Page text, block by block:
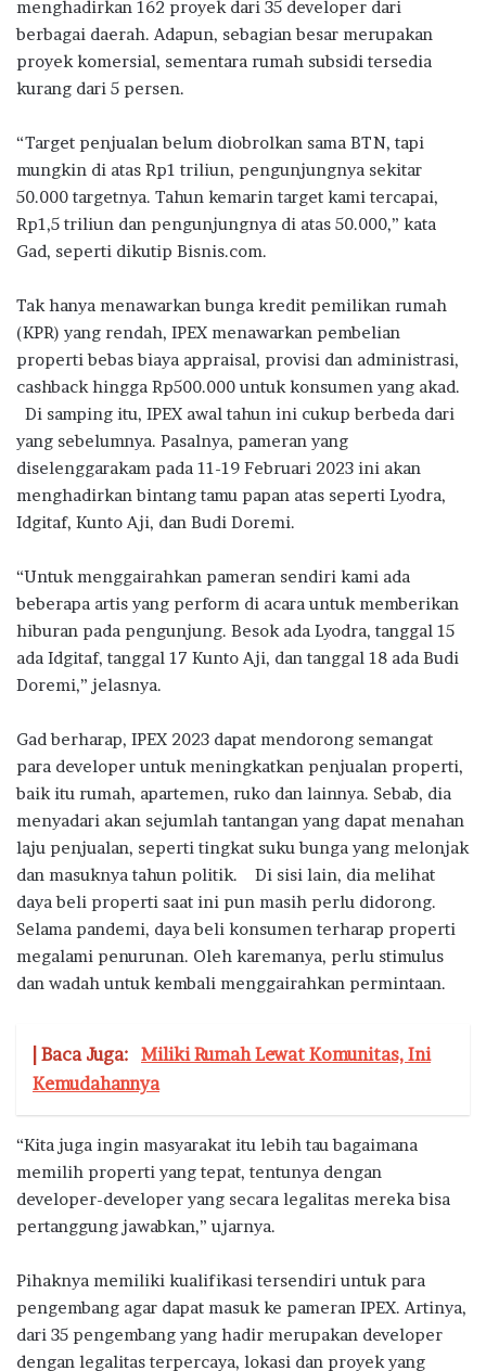
menghadirkan 162 proyek dari 35 developer dari
berbagai daerah. Adapun, sebagian besar merupakan
proyek komersial, sementara rumah subsidi tersedia
kurang dari 5 persen.
“Target penjualan belum diobrolkan sama BTN, tapi
mungkin di atas Rp1 triliun, pengunjungnya sekitar
50.000 targetnya. Tahun kemarin target kami tercapai,
Rp1,5 triliun dan pengunjungnya di atas 50.000,” kata
Gad, seperti dikutip Bisnis.com.
Tak hanya menawarkan bunga kredit pemilikan rumah
(KPR) yang rendah, IPEX menawarkan pembelian
properti bebas biaya appraisal, provisi dan administrasi,
cashback hingga Rp500.000 untuk konsumen yang akad.
Di samping itu, IPEX awal tahun ini cukup berbeda dari
yang sebelumnya. Pasalnya, pameran yang
diselenggarakam pada 11-19 Februari 2023 ini akan
menghadirkan bintang tamu papan atas seperti Lyodra,
Idgitaf, Kunto Aji, dan Budi Doremi.
“Untuk menggairahkan pameran sendiri kami ada
beberapa artis yang perform di acara untuk memberikan
hiburan pada pengunjung. Besok ada Lyodra, tanggal 15
ada Idgitaf, tanggal 17 Kunto Aji, dan tanggal 18 ada Budi
Doremi,” jelasnya.
Gad berharap, IPEX 2023 dapat mendorong semangat
para developer untuk meningkatkan penjualan properti,
baik itu rumah, apartemen, ruko dan lainnya. Sebab, dia
menyadari akan sejumlah tantangan yang dapat menahan
laju penjualan, seperti tingkat suku bunga yang melonjak
dan masuknya tahun politik. Di sisi lain, dia melihat
daya beli properti saat ini pun masih perlu didorong.
Selama pandemi, daya beli konsumen terharap properti
megalami penurunan. Oleh karemanya, perlu stimulus
dan wadah untuk kembali menggairahkan permintaan.
| Baca Juga: Miliki Rumah Lewat Komunitas, Ini
Kemudahannya
“Kita juga ingin masyarakat itu lebih tau bagaimana
memilih properti yang tepat, tentunya dengan
developer-developer yang secara legalitas mereka bisa
pertanggung jawabkan,” ujarnya.
Pihaknya memiliki kualifikasi tersendiri untuk para
pengembang agar dapat masuk ke pameran IPEX. Artinya,
dari 35 pengembang yang hadir merupakan developer
dengan legalitas terpercaya, lokasi dan proyek yang